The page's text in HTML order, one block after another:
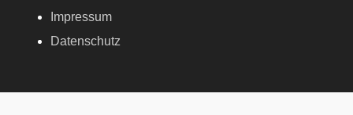
Impressum
Datenschutz